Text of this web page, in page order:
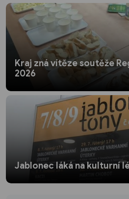
Kraj zná vítěze soutěže
2026
Jablonec láká na kulturní